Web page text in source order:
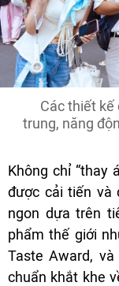
Các thiết kế
trung, năng
Không chỉ “thay
được cải tiến và
ngon dựa trên
phẩm thế giới
Taste Award,
chuẩn khắt khe